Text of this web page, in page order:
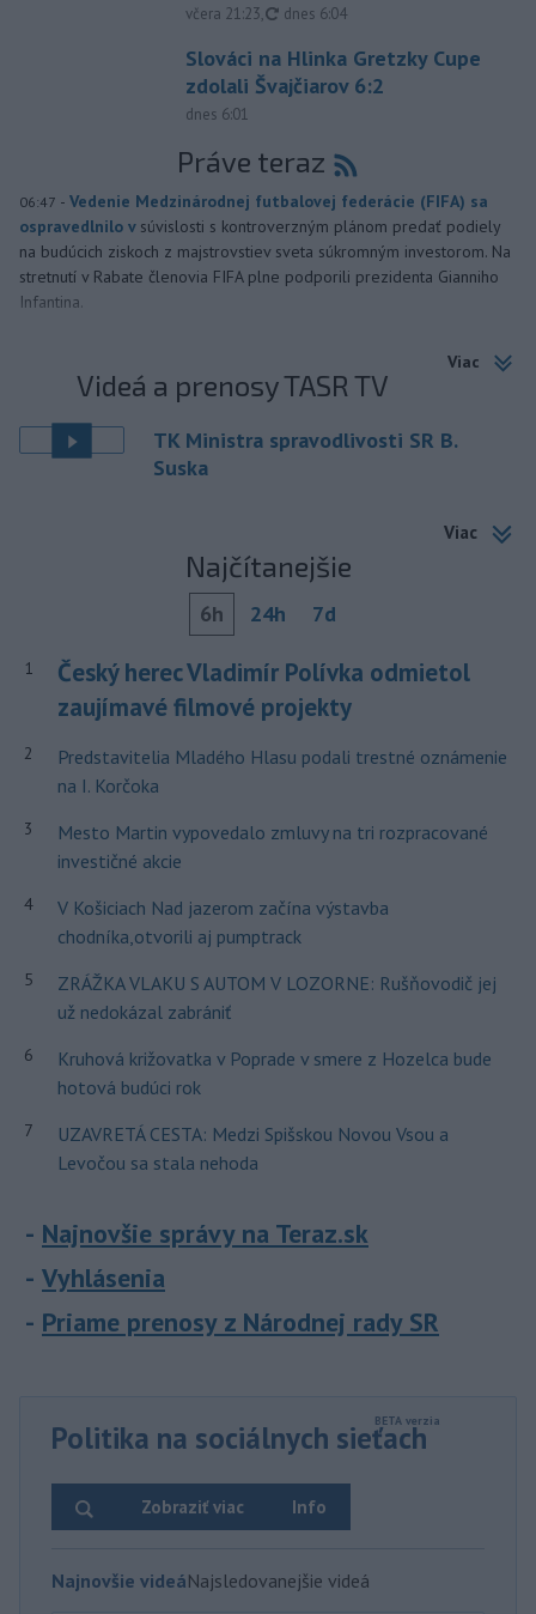
včera 21:23, aktualizované
dnes 6:04
Slováci na Hlinka Gretzky Cupe
zdolali Švajčiarov 6:2
dnes 6:01
Práve teraz
06:47 - Vedenie Medzinárodnej futbalovej federácie (FIFA) sa
ospravedlnilo v súvislosti s kontroverzným plánom predať podiely
na budúcich ziskoch z majstrovstiev sveta súkromným investorom. Na
stretnutí v Rabate členovia FIFA plne podporili prezidenta Gianniho
Infantina.
Viac
Videá a prenosy TASR TV
TK Ministra spravodlivosti SR B.
Suska
Viac
Najčítanejšie
6h 24h 7d
1
Český herec Vladimír Polívka odmietol
zaujímavé filmové projekty
2
Predstavitelia Mladého Hlasu podali trestné oznámenie
na I. Korčoka
3
Mesto Martin vypovedalo zmluvy na tri rozpracované
investičné akcie
4
V Košiciach Nad jazerom začína výstavba
chodníka,otvorili aj pumptrack
5
ZRÁŽKA VLAKU S AUTOM V LOZORNE: Rušňovodič jej
už nedokázal zabrániť
6
Kruhová križovatka v Poprade v smere z Hozelca bude
hotová budúci rok
7
UZAVRETÁ CESTA: Medzi Spišskou Novou Vsou a
Levočou sa stala nehoda
Najnovšie správy na Teraz.sk
Vyhlásenia
Priame prenosy z Národnej rady SR
Politika na sociálnych sieťach
Info
Zobraziť viac
Najnovšie videáNajsledovanejšie videá